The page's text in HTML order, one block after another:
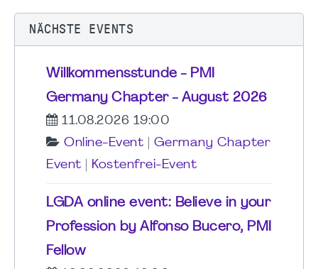
NÄCHSTE EVENTS
Willkommensstunde - PMI
Germany Chapter - August 2026
11.08.2026 19:00
Online-Event
Germany Chapter
Event
Kostenfrei-Event
LGDA online event: Believe in your
Profession by Alfonso Bucero, PMI
Fellow